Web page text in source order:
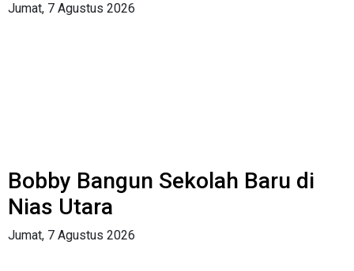
Jumat, 7 Agustus 2026
Bobby Bangun Sekolah Baru di
Nias Utara
Jumat, 7 Agustus 2026